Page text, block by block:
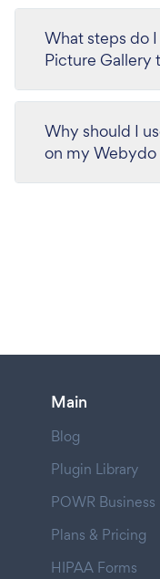
What steps do
Picture Gallery
Why should I
on my Webydo
Main
Blog
Plugin Library
POWR Business
Plans & Pricing
HIPAA Forms